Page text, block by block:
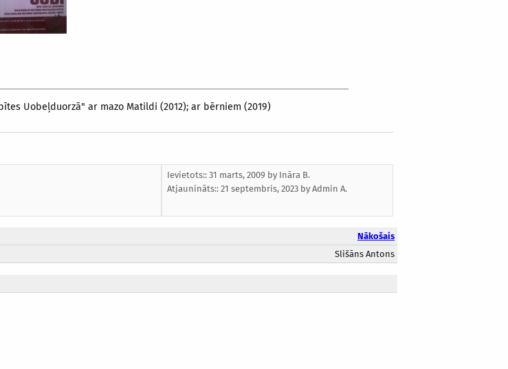
Uobeļduorzā" ar mazo Matildi (2012); ar bērniem (2019)
Ievietots:: 31 marts, 2009 by Ināra B.
Atjaunināts::21 septembris, 2023 byAdmin A.
Nākošais
Slišāns Antons